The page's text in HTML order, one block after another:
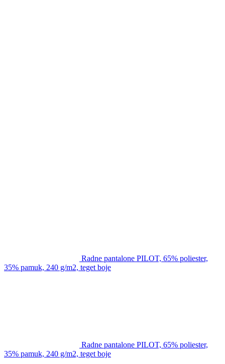
Radne pantalone PILOT, 65% poliester,
35% pamuk, 240 g/m2, teget boje
Radne pantalone PILOT, 65% poliester,
35% pamuk, 240 g/m2, teget boje